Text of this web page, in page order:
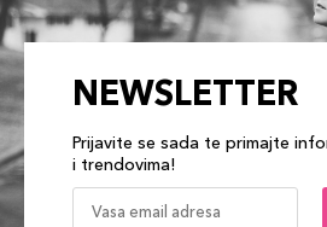
NEWSLETTER
Prijavite se sada te primajte
i trendovima!